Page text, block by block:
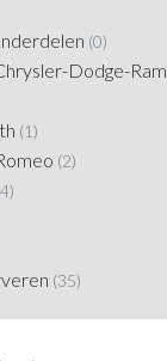
(0)
Dodge-Ram
(1)
(2)
(35)